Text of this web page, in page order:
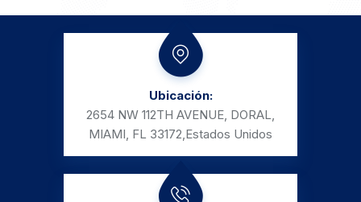
Ubicación:
2654 NW 112TH AVENUE, DORAL,
MIAMI, FL 33172, Estados Unidos